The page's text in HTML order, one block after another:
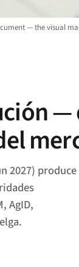
— the visual
2027) produce
AgID,